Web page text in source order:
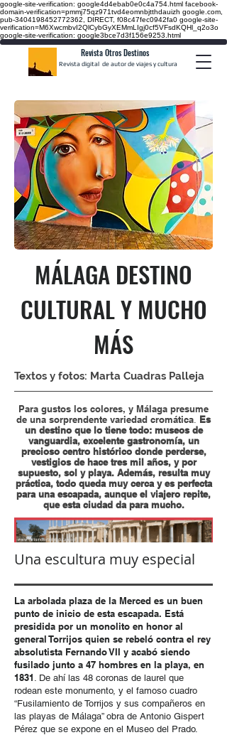
google-site-verification: google4d4ebab0e0c4a754.html facebook-
domain-verification=pmmj75qz971tvd4eomnbjtthdauizh google.com,
pub-3404198452772362, DIRECT, f08c47fec0942fa0 google-site-
verification=M6XwcmbvI2QlCybGyXEMmLIgj0cf5VFsdKQHl_q2o3o
google-site-verification: google3bce7d3f156e9253.html
Revista Otros Destinos
Revista digital de autor de viajes y cultura
MÁLAGA DESTINO
CULTURAL Y MUCHO
MÁS
Textos y fotos: Marta Cuadras Palleja
Para gustos los colores, y Málaga presume
de una sorprendente variedad cromática. Es
un destino que lo tiene todo: museos de
vanguardia, excelente gastronomía, un
precioso centro histórico donde perderse,
vestigios de hace tres mil años, y por
supuesto, sol y playa. Además, resulta muy
práctica, todo queda muy cerca y es perfecta
para una escapada, aunque el viajero repite,
que esta ciudad da para mucho.
Una escultura muy especial
La arbolada plaza de la Merced es un buen
punto de inicio de esta escapada. Está
presidida por un monolito en honor al
general Torrijos quien se rebeló contra el rey
absolutista Fernando VII y acabó siendo
fusilado junto a 47 hombres en la playa, en
1831 . De ahí las 48 coronas de laurel que
rodean este monumento, y el famoso cuadro
“Fusilamiento de Torrijos y sus compañeros en
las playas de Málaga” obra de Antonio Gispert
Pérez que se expone en el Museo del Prado.